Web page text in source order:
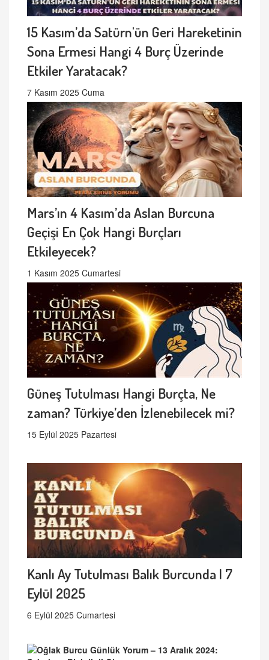
15 Kasım’da Satürn'ün Geri Hareketinin
Sona Ermesi Hangi 4 Burç Üzerinde
Etkiler Yaratacak?
7 Kasım 2025 Cuma
Mars’ın 4 Kasım’da Aslan Burcuna
Geçişi En Çok Hangi Burçları
Etkileyecek?
1 Kasım 2025 Cumartesi
Güneş Tutulması Hangi Burçta, Ne
zaman? Türkiye’den İzlenebilecek mi?
15 Eylül 2025 Pazartesi
Kanlı Ay Tutulması Balık Burcunda | 7
Eylül 2025
6 Eylül 2025 Cumartesi